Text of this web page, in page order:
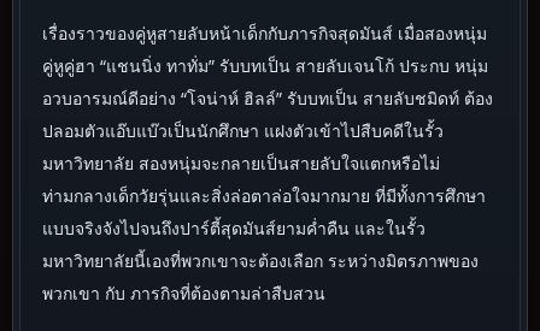
เรื่องราวของคู่หูสายลับหน้าเด็กกับภารกิจสุดมันส์ เมื่อสองหนุ่ม
คู่หูคู่ฮา “แชนนิ่ง ทาทั่ม” รับบทเป็น สายลับเจนโก้ ประกบ หนุ่ม
อวบอารมณ์ดีอย่าง “โจน่าห์ ฮิลล์” รับบทเป็น สายลับชมิดท์ ต้อง
ปลอมตัวแอ๊บแบ๊วเป็นนักศึกษา แฝงตัวเข้าไปสืบคดีในรั้ว
มหาวิทยาลัย สองหนุ่มจะกลายเป็นสายลับใจแตกหรือไม่
ท่ามกลางเด็กวัยรุ่นและสิ่งล่อตาล่อใจมากมาย ที่มีทั้งการศึกษา
แบบจริงจังไปจนถึงปาร์ตี้สุดมันส์ยามค่ำคืน และในรั้ว
มหาวิทยาลัยนี้เองที่พวกเขาจะต้องเลือก ระหว่างมิตรภาพของ
พวกเขา กับ ภารกิจที่ต้องตามล่าสืบสวน